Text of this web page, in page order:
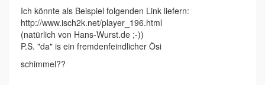
Ich könnte als Beispiel folgenden Link liefern:
http://www.isch2k.net/player_196.html
(natürlich von Hans-Wurst.de ;-))
P.S. "da" is ein fremdenfeindlicher Ösi
schimmel??